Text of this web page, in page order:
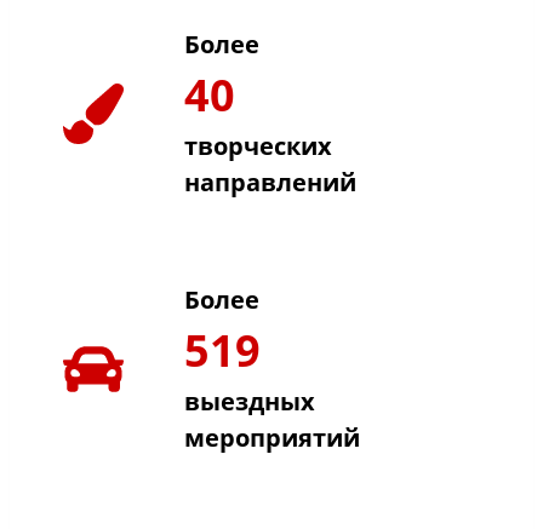
Более
40
творческих
направлений
Более
519
выездных
мероприятий